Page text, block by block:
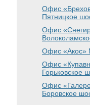
Офис
Пятницкое
Офис
Офис «Акос»
Офис
Горьковское
Офис
Боровское